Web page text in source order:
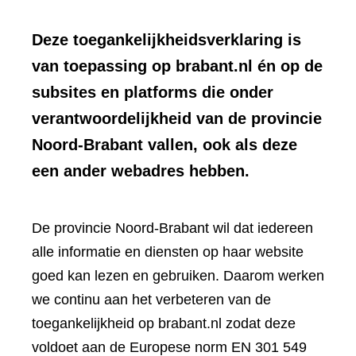
Deze toegankelijkheidsverklaring is
van toepassing op brabant.nl én op de
subsites en platforms die onder
verantwoordelijkheid van de provincie
Noord-Brabant vallen, ook als deze
een ander webadres hebben.
De provincie Noord-Brabant wil dat iedereen
alle informatie en diensten op haar website
goed kan lezen en gebruiken. Daarom werken
we continu aan het verbeteren van de
toegankelijkheid op brabant.nl zodat deze
voldoet aan de Europese norm EN 301 549